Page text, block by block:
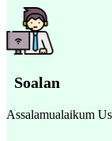
Soalan
Assalamualaikum